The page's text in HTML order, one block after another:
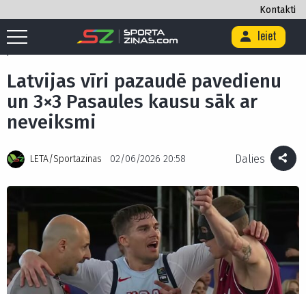
Kontakti
Ieiet
Sākums Basketbols / 3x3 basketbols
Latvijas vīri pazaudē
Latvijas vīri pazaudē pavedienu
un 3×3 Pasaules kausu sāk ar
neveiksmi
LETA/Sportazinas 02/06/2026 20:58 Dalies